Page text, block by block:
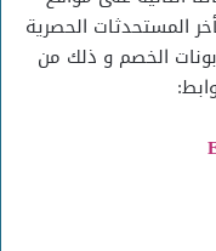
المستحدثات الحصرية
الخصم و ذلك من